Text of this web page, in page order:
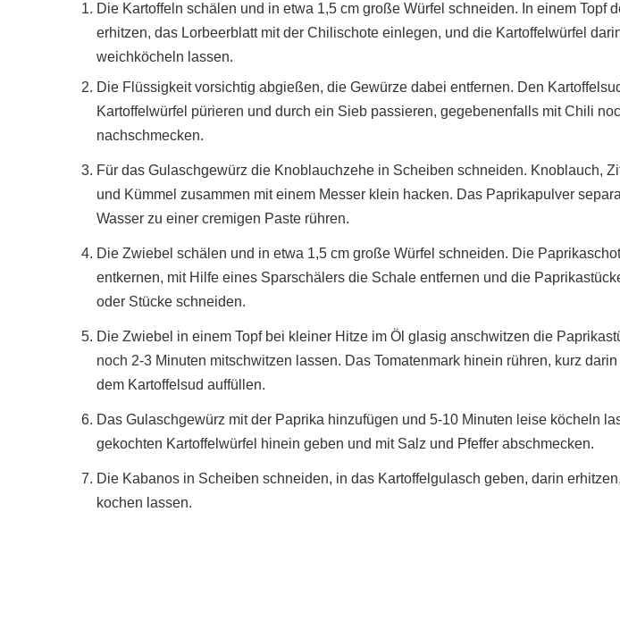
Die Kartoffeln schälen und in etwa 1,5 cm große Würfel schneiden. In einem Topf
erhitzen, das Lorbeerblatt mit der Chilischote einlegen, und die Kartoffelwürfel
weichköcheln lassen.
Die Flüssigkeit vorsichtig abgießen, die Gewürze dabei entfernen. Den
Kartoffelwürfel pürieren und durch ein Sieb passieren, gegebenenfalls mit Chili
nachschmecken.
Für das Gulaschgewürz die Knoblauchzehe in Scheiben schneiden. Knoblauch,
und Kümmel zusammen mit einem Messer klein hacken. Das Paprikapulver
Wasser zu einer cremigen Paste rühren.
Die Zwiebel schälen und in etwa 1,5 cm große Würfel schneiden. Die
entkernen, mit Hilfe eines Sparschälers die Schale entfernen und die
oder Stücke schneiden.
Die Zwiebel in einem Topf bei kleiner Hitze im Öl glasig anschwitzen die
noch 2-3 Minuten mitschwitzen lassen. Das Tomatenmark hinein rühren, kurz
dem Kartoffelsud auffüllen.
Das Gulaschgewürz mit der Paprika hinzufügen und 5-10 Minuten leise köcheln
gekochten Kartoffelwürfel hinein geben und mit Salz und Pfeffer abschmecken.
Die Kabanos in Scheiben schneiden, in das Kartoffelgulasch geben, darin
kochen lassen.